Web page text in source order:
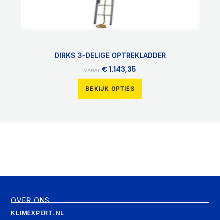
DIRKS 3-DELIGE OPTREKLADDER
VANAF €1.143,35
BEKIJK OPTIES
OVER ONS
KLIMEXPERT.NL